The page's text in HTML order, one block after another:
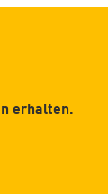
erhalten.